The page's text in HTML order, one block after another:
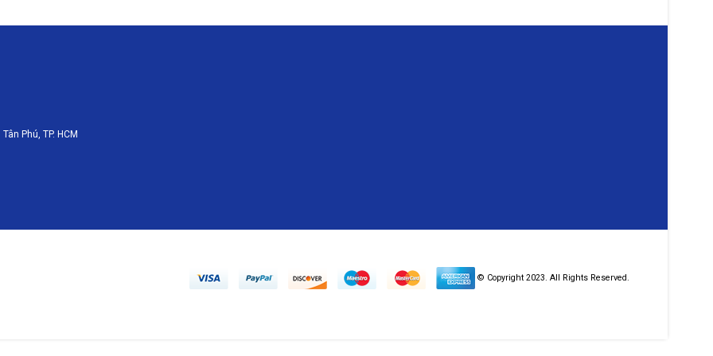
Phú, TP. HCM
© Copyright 2023. All Rights Reserved.